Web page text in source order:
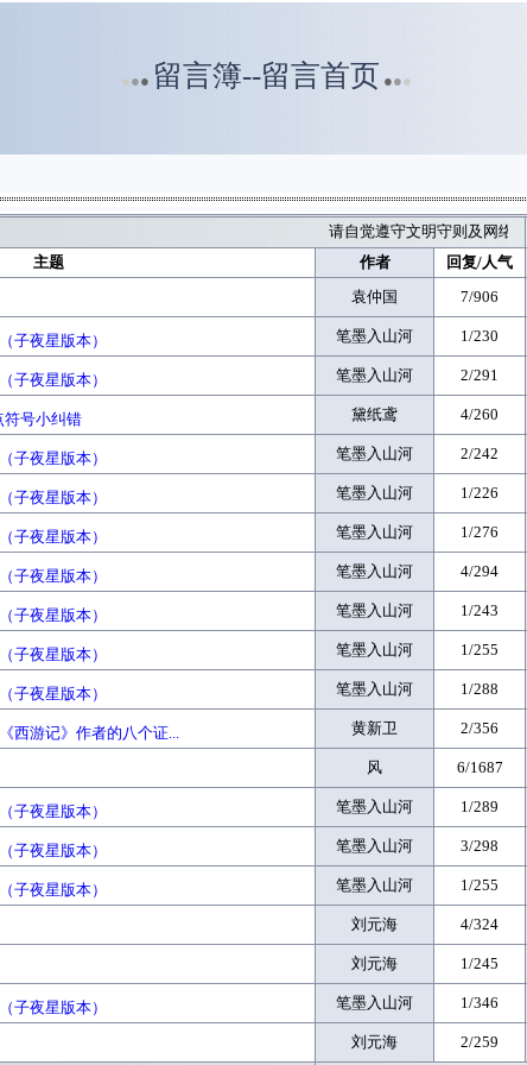
● ●● 留言簿--留言首页 ●●●
请自觉遵守文明守则及网络
主题
作者 回复/人气
袁仲国
7/906
子夜星版本） 笔墨入山河 1/230
子夜星版本） 笔墨入山河 2/291
符号小纠错 黛纸鸢 4/260
子夜星版本） 笔墨入山河 2/242
子夜星版本） 笔墨入山河 1/226
子夜星版本） 笔墨入山河 1/276
子夜星版本） 笔墨入山河 4/294
子夜星版本） 笔墨入山河 1/243
子夜星版本） 笔墨入山河 1/255
子夜星版本） 笔墨入山河 1/288
游记》作者的八个证... 黄新卫 2/356
风 6/1687
子夜星版本） 笔墨入山河 1/289
子夜星版本） 笔墨入山河 3/298
子夜星版本） 笔墨入山河 1/255
刘元海 4/324
刘元海 1/245
子夜星版本） 笔墨入山河 1/346
刘元海 2/259